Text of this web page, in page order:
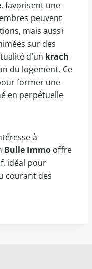
, favorisent une
peuvent
mais aussi
sur des
d’un krach
du logement. Ce
former une
en perpétuelle
à
Bulle Immo offre
idéal pour
courant des